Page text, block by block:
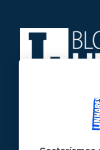
Jose Linhares
Formado em
e tem pós-